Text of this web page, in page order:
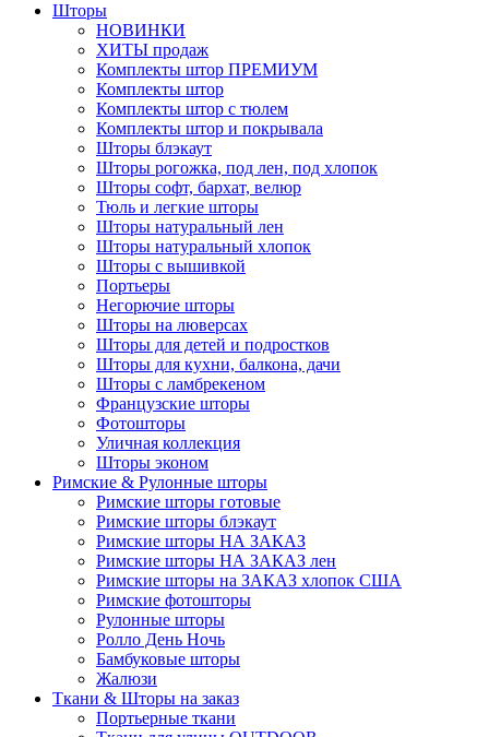
Шторы
НОВИНКИ
ХИТЫ продаж
Комплекты штор ПРЕМИУМ
Комплекты штор
Комплекты штор с тюлем
Комплекты штор и покрывала
Шторы блэкаут
Шторы рогожка, под лен, под хлопок
Шторы софт, бархат, велюр
Тюль и легкие шторы
Шторы натуральный лен
Шторы натуральный хлопок
Шторы с вышивкой
Портьеры
Негорючие шторы
Шторы на люверсах
Шторы для детей и подростков
Шторы для кухни, балкона, дачи
Шторы с ламбрекеном
Французские шторы
Фотошторы
Уличная коллекция
Шторы эконом
Римские & Рулонные шторы
Римские шторы готовые
Римские шторы блэкаут
Римские шторы НА ЗАКАЗ
Римские шторы НА ЗАКАЗ лен
Римские шторы на ЗАКАЗ хлопок США
Римские фотошторы
Рулонные шторы
Ролло День Ночь
Бамбуковые шторы
Жалюзи
Ткани & Шторы на заказ
Портьерные ткани